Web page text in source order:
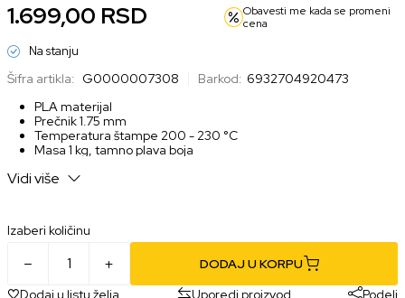
1.699,00 RSD
Obavesti me kada se promeni
cena
Na stanju
Šifra artikla: G0000007308 Barkod: 6932704920473
PLA materijal
Prečnik 1.75 mm
Temperatura štampe 200 - 230 °C
Masa 1 kg, tamno plava boja
Vidi više
Izaberi količinu
DODAJ U KORPU
Dodaj u listu želja
Uporedi proizvod Podeli